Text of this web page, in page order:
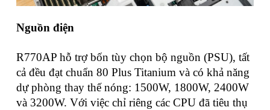
Nguồn điện
R770AP hỗ trợ bốn tùy chọn bộ nguồn (PSU), tất
cả đều đạt chuẩn 80 Plus Titanium và có khả năng
dự phòng thay thế nóng: 1500W, 1800W, 2400W
và 3200W. Với việc chỉ riêng các CPU đã tiêu thụ